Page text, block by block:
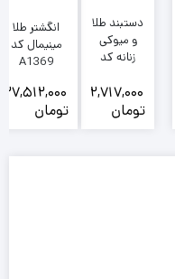
دستبند طلا
و میوکی
زنانه کد
2,717,000
تومان
انگشتر طلا
مینیمال کد
A1369
27,512,000
تومان